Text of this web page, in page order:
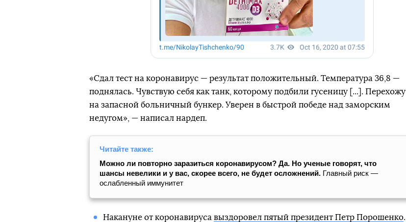
«​​Сдал тест на коронавирус — результат положительный. Температура 36,8 —
поднялась. Чувствую себя как танк, которому подбили гусеницу [...]. Перехожу
на запасной больничный бункер. Уверен в быстрой победе над заморским
недугом», — написал нардеп.
Читайте также:
Можно ли повторно заразиться коронавирусом? Да. Но ученые говорят, что
шансы невелики и у вас, скорее всего, не будет осложнений. Главный риск —
ослабленный иммунитет
Накануне от коронавируса выздоровел пятый президент Петр Порошенко.